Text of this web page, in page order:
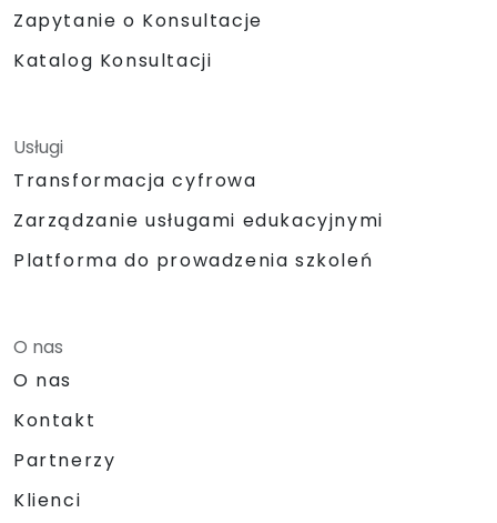
Zapytanie o Konsultacje
Katalog Konsultacji
Usługi
Transformacja cyfrowa
Zarządzanie usługami edukacyjnymi
Platforma do prowadzenia szkoleń
O nas
O nas
Kontakt
Partnerzy
Klienci